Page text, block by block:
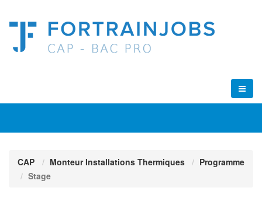
CAP Monteur Installations Thermiques
Programme
Stage